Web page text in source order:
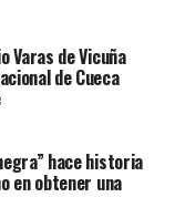
Varas de Vicuña
de Cueca
hace historia
en obtener una